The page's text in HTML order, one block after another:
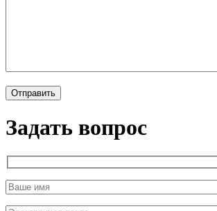
Задать вопрос